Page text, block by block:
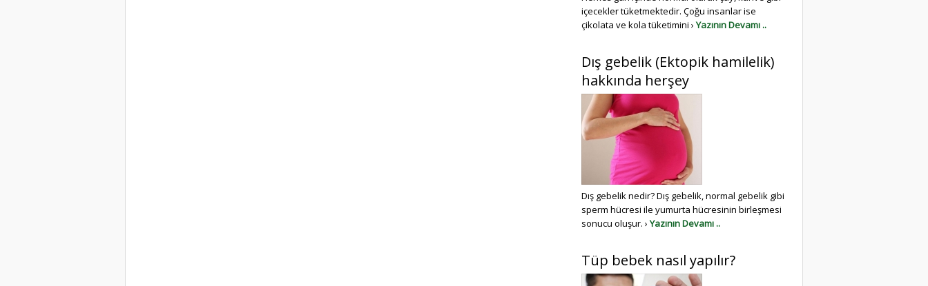
içecekler tüketmektedir. Çoğu insanlar ise
çikolata ve kola tüketimini ›Yazının Devamı ..
Dış gebelik (Ektopik hamilelik)
hakkında herşey
Dış gebelik nedir? Dış gebelik, normal gebelik gibi
sperm hücresi ile yumurta hücresinin birleşmesi
sonucu oluşur. ›Yazının Devamı ..
Tüp bebek nasıl yapılır?